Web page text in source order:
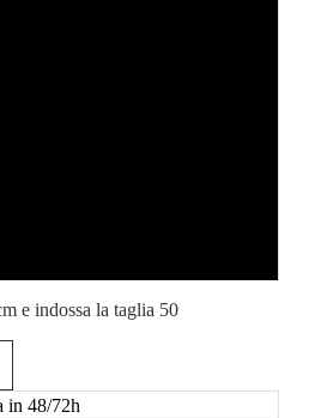
e indossa la taglia 50
in 48/72h